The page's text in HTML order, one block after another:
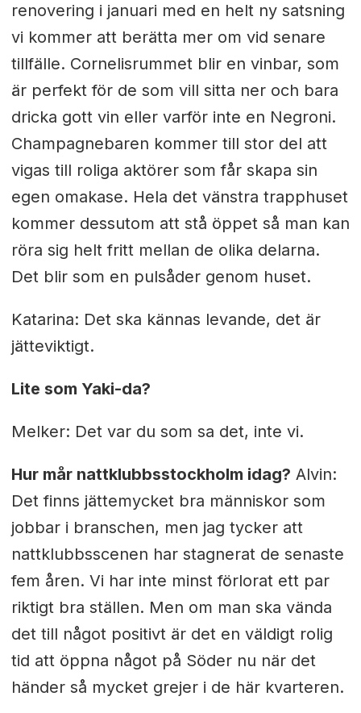
renovering i januari med en helt ny satsning
vi kommer att berätta mer om vid senare
tillfälle. Cornelisrummet blir en vinbar, som
är perfekt för de som vill sitta ner och bara
dricka gott vin eller varför inte en Negroni.
Champagnebaren kommer till stor del att
vigas till roliga aktörer som får skapa sin
egen omakase. Hela det vänstra trapphuset
kommer dessutom att stå öppet så man kan
röra sig helt fritt mellan de olika delarna.
Det blir som en pulsåder genom huset.
Katarina: Det ska kännas levande, det är
jätteviktigt.
Lite som Yaki-da?
Melker: Det var du som sa det, inte vi.
Hur mår nattklubbsstockholm idag? Alvin:
Det finns jättemycket bra människor som
jobbar i branschen, men jag tycker att
nattklubbsscenen har stagnerat de senaste
fem åren. Vi har inte minst förlorat ett par
riktigt bra ställen. Men om man ska vända
det till något positivt är det en väldigt rolig
tid att öppna något på Söder nu när det
händer så mycket grejer i de här kvarteren.